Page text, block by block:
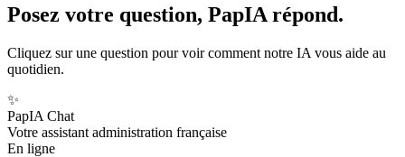
Posez votre question, PapIA répond.
Cliquez sur une question pour voir comment notre IA vous aide au
quotidien.
✨
PapIA Chat
Votre assistant administration française
En ligne